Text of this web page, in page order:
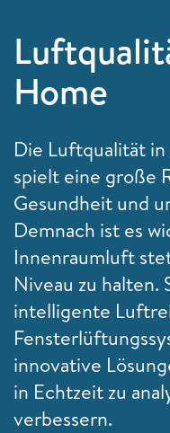
Home
Die Luftqualität
spielt eine große
Gesundheit und
Demnach ist es
Innenraumluft
Niveau zu halten.
intelligente
innovative
in Echtzeit zu
verbessern.